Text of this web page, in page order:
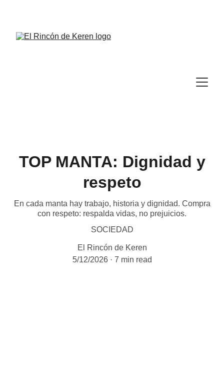
TOP MANTA: Dignidad y
respeto
En cada manta hay trabajo, historia y dignidad. Compra
con respeto: respalda vidas, no prejuicios.
SOCIEDAD
El Rincón de Keren
5/12/2026
7 min read